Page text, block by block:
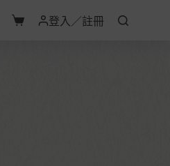
登入／註冊